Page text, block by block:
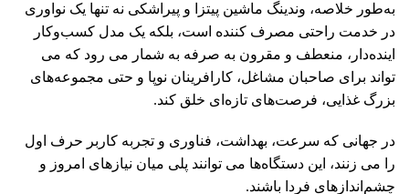
به‌طور خلاصه، وندینگ ماشین پیتزا و پیراشکی نه ‌تنها یک نواوری
در خدمت راحتی مصرف ‌کننده است، بلکه یک مدل کسب‌وکار
اینده‌دار، منعطف و مقرون‌ به ‌صرفه به شمار می ‌رود که می
‌تواند برای صاحبان مشاغل، کارافرینان نوپا و حتی مجموعه‌های
بزرگ غذایی، فرصت‌های تازه‌ای خلق کند.
در جهانی که سرعت، بهداشت، فناوری و تجربه کاربر حرف اول
را می‌ زنند، این دستگاه‌ها می ‌توانند پلی میان نیازهای امروز و
چشم‌اندازهای فردا باشند.